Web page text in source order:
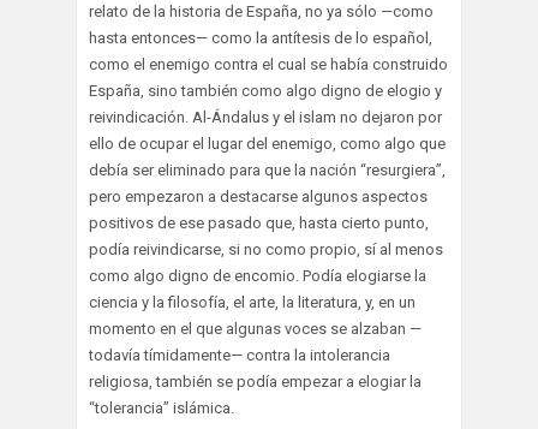
relato de la historia de España, no ya sólo —como
hasta entonces— como la antítesis de lo español,
como el enemigo contra el cual se había construido
España, sino también como algo digno de elogio y
reivindicación. Al-Ándalus y el islam no dejaron por
ello de ocupar el lugar del enemigo, como algo que
debía ser eliminado para que la nación “resurgiera”,
pero empezaron a destacarse algunos aspectos
positivos de ese pasado que, hasta cierto punto,
podía reivindicarse, si no como propio, sí al menos
como algo digno de encomio. Podía elogiarse la
ciencia y la filosofía, el arte, la literatura, y, en un
momento en el que algunas voces se alzaban —
todavía tímidamente— contra la intolerancia
religiosa, también se podía empezar a elogiar la
“tolerancia” islámica.